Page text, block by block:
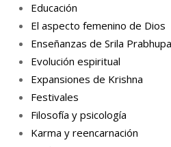
Educación
El aspecto femenino de Dios
Enseñanzas de Srila
Evolución espiritual
Expansiones de Krishna
Festivales
Filosofía y psicología
Karma y reencarnación